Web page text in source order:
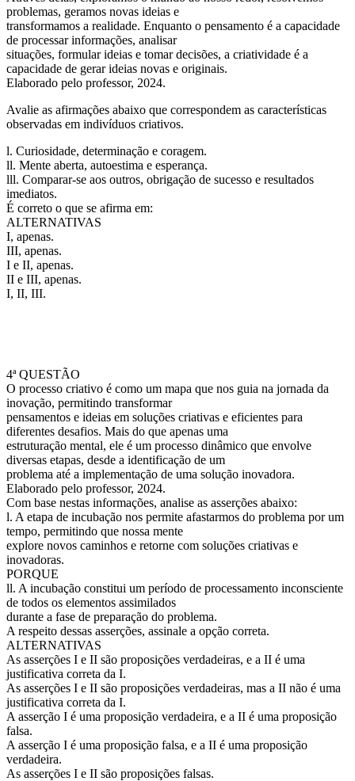
problemas, geramos novas ideias e
transformamos a realidade. Enquanto o pensamento é a capacidade
de processar informações, analisar
situações, formular ideias e tomar decisões, a criatividade é a
capacidade de gerar ideias novas e originais.
Elaborado pelo professor, 2024.
Avalie as afirmações abaixo que correspondem as características
observadas em indivíduos criativos.
l. Curiosidade, determinação e coragem.
ll. Mente aberta, autoestima e esperança.
lll. Comparar-se aos outros, obrigação de sucesso e resultados
imediatos.
É correto o que se afirma em:
ALTERNATIVAS
I, apenas.
III, apenas.
I e II, apenas.
II e III, apenas.
I, II, III.
4ª QUESTÃO
O processo criativo é como um mapa que nos guia na jornada da
inovação, permitindo transformar
pensamentos e ideias em soluções criativas e eficientes para
diferentes desafios. Mais do que apenas uma
estruturação mental, ele é um processo dinâmico que envolve
diversas etapas, desde a identificação de um
problema até a implementação de uma solução inovadora.
Elaborado pelo professor, 2024.
Com base nestas informações, analise as asserções abaixo:
l. A etapa de incubação nos permite afastarmos do problema por um
tempo, permitindo que nossa mente
explore novos caminhos e retorne com soluções criativas e
inovadoras.
PORQUE
ll. A incubação constitui um período de processamento inconsciente
de todos os elementos assimilados
durante a fase de preparação do problema.
A respeito dessas asserções, assinale a opção correta.
ALTERNATIVAS
As asserções I e II são proposições verdadeiras, e a II é uma
justificativa correta da I.
As asserções I e II são proposições verdadeiras, mas a II não é uma
justificativa correta da I.
A asserção I é uma proposição verdadeira, e a II é uma proposição
falsa.
A asserção I é uma proposição falsa, e a II é uma proposição
verdadeira.
As asserções I e II são proposições falsas.